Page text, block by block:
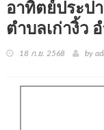
อาทิตย์ประป
ตำบลเก่างิ้ว
18 ก.ย. 2568 by